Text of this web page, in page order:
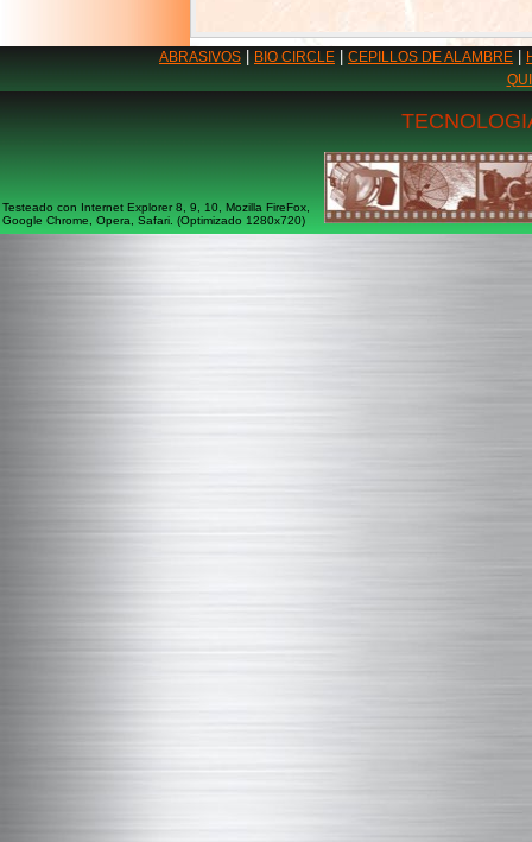
ABRASIVOS BIO CIRCLE CEPILLOS DE ALAMBRE
Testeado con Internet Explorer 8, 9, 10, Mozilla FireFox,
Google Chrome, Opera, Safari. (Optimizado 1280x720)